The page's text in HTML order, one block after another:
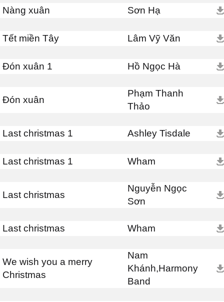
Nàng xuân Sơn Hạ
Tết miền Tây Lâm Vỹ Văn
Đón xuân 1 Hồ Ngọc Hà
Đón xuân
Phạm Thanh
Thảo
Last christmas 1 Ashley Tisdale
Last christmas 1 Wham
Last christmas
Nguyễn Ngọc
Sơn
Last christmas Wham
We wish you a merry
Christmas
Nam
Khánh,Harmony
Band